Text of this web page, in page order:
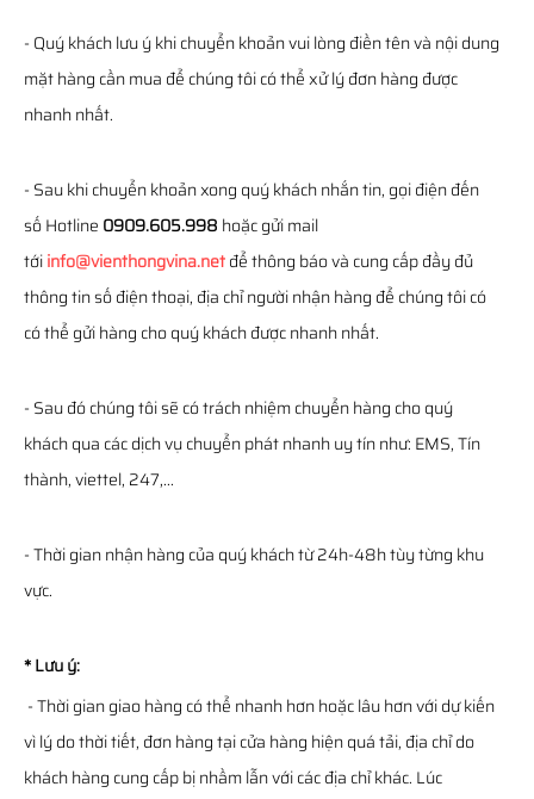
- Quý khách lưu ý khi chuyển khoản vui lòng điền tên và nội dung
mặt hàng cần mua để chúng tôi có thể xử lý đơn hàng được
nhanh nhất.
- Sau khi chuyển khoản xong quý khách nhắn tin, gọi điện đến
số Hotline 0909.605.998 hoặc gửi mail
tớiinfo@vienthongvina.netđể thông báo và cung cấp đầy đủ
thông tin số điện thoại, địa chỉ người nhận hàng để chúng tôi có
có thể gửi hàng cho quý khách được nhanh nhất.
- Sau đó chúng tôi sẽ có trách nhiệm chuyển hàng cho quý
khách qua các dịch vụ chuyển phát nhanh uy tín như: EMS, Tín
thành, viettel, 247,...
- Thời gian nhận hàng của quý khách từ 24h-48h tùy từng khu
vực.
* Lưu ý:
- Thời gian giao hàng có thể nhanh hơn hoặc lâu hơn với dự kiến
vì lý do thời tiết, đơn hàng tại cửa hàng hiện quá tải, địa chỉ do
khách hàng cung cấp bị nhầm lẫn với các địa chỉ khác. Lúc